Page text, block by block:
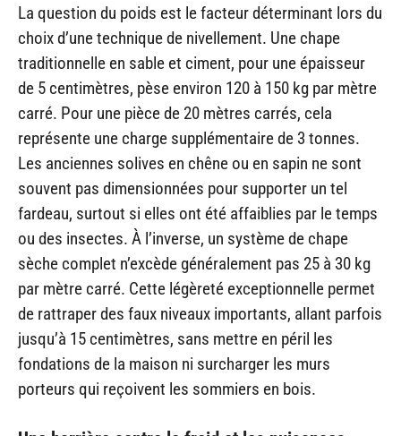
La question du poids est le facteur déterminant lors du
choix d’une technique de nivellement. Une chape
traditionnelle en sable et ciment, pour une épaisseur
de 5 centimètres, pèse environ 120 à 150 kg par mètre
carré. Pour une pièce de 20 mètres carrés, cela
représente une charge supplémentaire de 3 tonnes.
Les anciennes solives en chêne ou en sapin ne sont
souvent pas dimensionnées pour supporter un tel
fardeau, surtout si elles ont été affaiblies par le temps
ou des insectes. À l’inverse, un système de chape
sèche complet n’excède généralement pas 25 à 30 kg
par mètre carré. Cette légèreté exceptionnelle permet
de rattraper des faux niveaux importants, allant parfois
jusqu’à 15 centimètres, sans mettre en péril les
fondations de la maison ni surcharger les murs
porteurs qui reçoivent les sommiers en bois.